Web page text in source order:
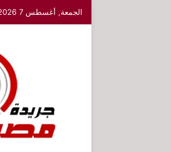
الجمعة, أغسطس 7 2026